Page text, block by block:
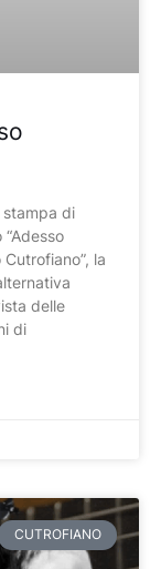
stampa di
la
delle
di
CUTROFIANO